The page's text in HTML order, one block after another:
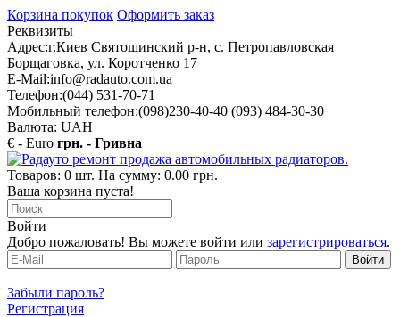
Корзина покупок Оформить заказ
Реквизиты
Адрес:г.Киев Святошинский р-н, с. Петропавловская
Борщаговка, ул. Коротченко 17
E-Mail:info@radauto.com.ua
Телефон:(044) 531-70-71
Мобильный телефон:(098)230-40-40 (093) 484-30-30
Валюта: UAH
€ - Euro грн. - Гривна
Товаров: 0 шт. На сумму: 0.00 грн.
Ваша корзина пуста!
Войти
Добро пожаловать! Вы можете войти или зарегистрироваться.
Забыли пароль?
Регистрация